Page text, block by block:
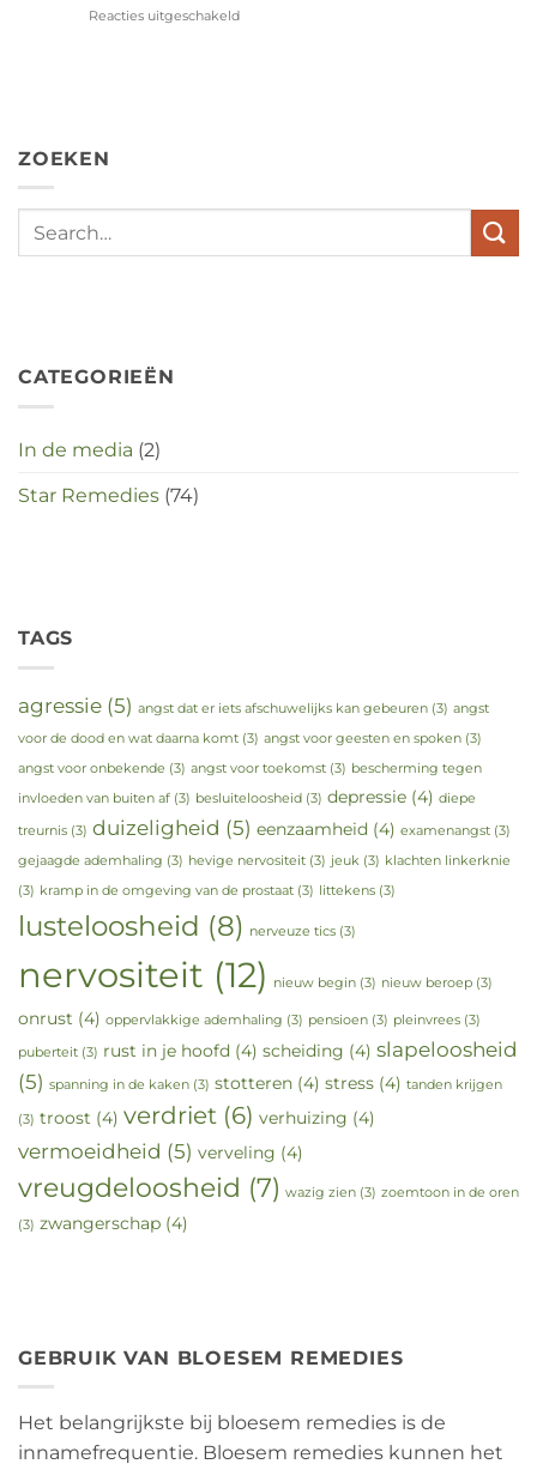
Reacties uitgeschakeld
in
ZOEKEN
CATEGORIEËN
In de media (2)
Star Remedies (74)
TAGS
agressie (5) angst dat er iets afschuwelijks kan gebeuren (3) angst
voor de dood en wat daarna komt (3) angst voor geesten en spoken (3)
angst voor onbekende (3) angst voor toekomst (3) bescherming tegen
invloeden van buiten af (3) besluiteloosheid (3) depressie (4) diepe
treurnis (3) duizeligheid (5) eenzaamheid (4) examenangst (3)
gejaagde ademhaling (3) hevige nervositeit (3) jeuk (3) klachten linkerknie
(3) kramp in de omgeving van de prostaat (3) littekens (3)
lusteloosheid (8) nerveuze tics (3)
nervositeit (12) nieuw begin (3) nieuw beroep (3)
onrust (4) oppervlakkige ademhaling (3) pensioen (3) pleinvrees (3)
puberteit (3) rust in je hoofd (4) scheiding (4) slapeloosheid
(5) spanning in de kaken (3) stotteren (4) stress (4) tanden krijgen
(3) troost (4) verdriet (6) verhuizing (4)
vermoeidheid (5) verveling (4)
vreugdeloosheid (7) wazig zien (3) zoemtoon in de oren
(3) zwangerschap (4)
GEBRUIK VAN BLOESEM REMEDIES
Het belangrijkste bij bloesem remedies is de
innamefrequentie. Bloesem remedies kunnen het